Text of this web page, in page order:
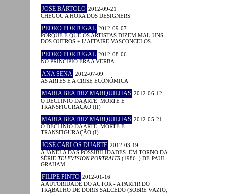
JOSÉ BÁRTOLO 2012-09-21
CHEGOU A HORA DOS DESIGNERS
PEDRO PORTUGAL 2012-09-07
PORQUE É QUE OS ARTISTAS DIZEM MAL UNS
DOS OUTROS + L’AFFAIRE VASCONCELOS
PEDRO PORTUGAL 2012-08-06
NO PRINCÍPIO ERA A VERBA
ANA SENA 2012-07-09
AS ARTES E A CRISE ECONÓMICA
MARIA BEATRIZ MARQUILHAS 2012-06-12
O DECLÍNIO DA ARTE: MORTE E
TRANSFIGURAÇÃO (II)
MARIA BEATRIZ MARQUILHAS 2012-05-21
O DECLÍNIO DA ARTE: MORTE E
TRANSFIGURAÇÃO (I)
JOSÉ CARLOS DUARTE 2012-03-19
A JANELA DAS POSSIBILIDADES. EM TORNO DA
SÉRIE TELEVISION PORTRAITS (1986–) DE PAUL
GRAHAM.
FILIPE PINTO 2012-01-16
A AUTORIDADE DO AUTOR - A PARTIR DO
TRABALHO DE DORIS SALCEDO (SOBRE VAZIO,